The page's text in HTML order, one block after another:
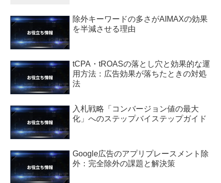
除外キーワードの多さがAIMAXの効果
を半減させる理由
tCPA・tROASの落とし穴と効果的な運
用方法：広告効果が落ちたときの対処
法
入札戦略「コンバージョン値の最大
化」へのステップバイステップガイド
Google広告のアプリプレースメント除
外：完全除外の課題と解決策